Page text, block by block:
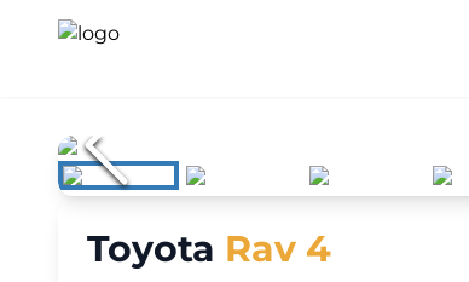
Toyota Rav 4